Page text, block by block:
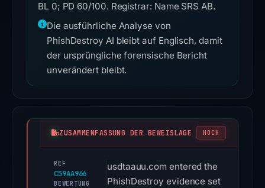
BL 0; PD 60/100. Registrar: Name SRS AB.
Die ausführliche Analyse von
PhishDestroy AI bleibt auf Englisch, damit
der ursprüngliche forensische Bericht
unverändert bleibt.
ZUSAMMENFASSUNG DER BEWEISLAGE HOCH
REF
C59AA966
BEWERTUNG
usdtaauu.com entered the
PhishDestroy evidence set